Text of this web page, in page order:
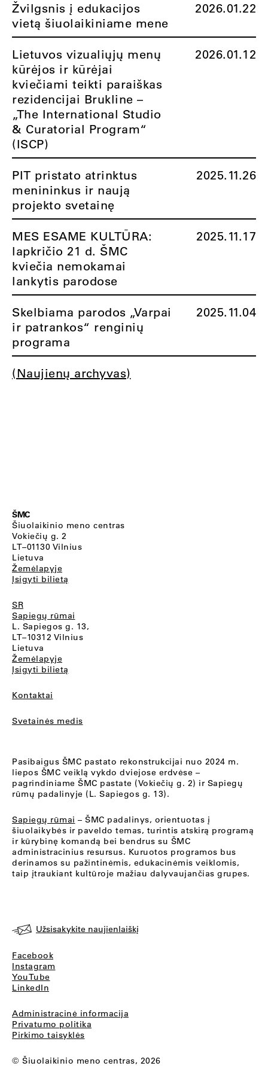
Žvilgsnis į edukacijos
vietą šiuolaikiniame mene
2026.01.22
Lietuvos vizualiųjų menų
kūrėjos ir kūrėjai
kviečiami teikti paraiškas
rezidencijai Brukline –
„The International Studio
& Curatorial Program“
(ISCP)
2026.01.12
PIT pristato atrinktus
menininkus ir naują
projekto svetainę
2025.11.26
MES ESAME KULTŪRA:
lapkričio 21 d. ŠMC
kviečia nemokamai
lankytis parodose
2025.11.17
Skelbiama parodos „Varpai
ir patrankos“ renginių
programa
2025.11.04
(Naujienų archyvas)
ŠMC
Šiuolaikinio meno centras
Vokiečių g. 2
LT–01130 Vilnius
Lietuva
Žemėlapyje
Įsigyti bilietą
SR
Sapiegų rūmai
L. Sapiegos g. 13,
LT–10312 Vilnius
Lietuva
Žemėlapyje
Įsigyti bilietą
Kontaktai
Svetainės medis
Pasibaigus ŠMC pastato rekonstrukcijai nuo 2024 m.
liepos ŠMC veiklą vykdo dviejose erdvėse –
pagrindiniame ŠMC pastate (Vokiečių g. 2) ir Sapiegų
rūmų padalinyje (L. Sapiegos g. 13).
Sapiegų rūmai – ŠMC padalinys, orientuotas į
šiuolaikybės ir paveldo temas, turintis atskirą programą
ir kūrybinę komandą bei bendrus su ŠMC
administracinius resursus. Kuruotos programos bus
derinamos su pažintinėmis, edukacinėmis veiklomis,
taip įtraukiant kultūroje mažiau dalyvaujančias grupes.
Užsisakykite naujienlaiškį
Facebook
Instagram
YouTube
LinkedIn
Administracinė informacija
Privatumo politika
Pirkimo taisyklės
© Šiuolaikinio meno centras, 2026